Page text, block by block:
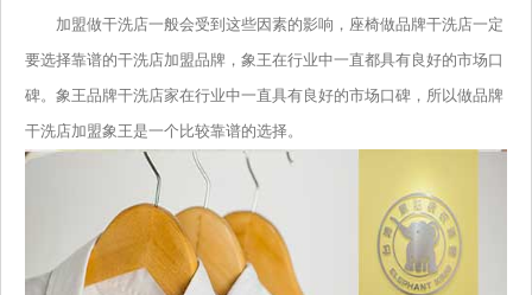
加盟做干洗店一般会受到这些因素的影响，座椅做品牌干洗店一定
要选择靠谱的干洗店加盟品牌，象王在行业中一直都具有良好的市场口
碑。象王品牌干洗店家在行业中一直具有良好的市场口碑，所以做品牌
干洗店加盟象王是一个比较靠谱的选择。